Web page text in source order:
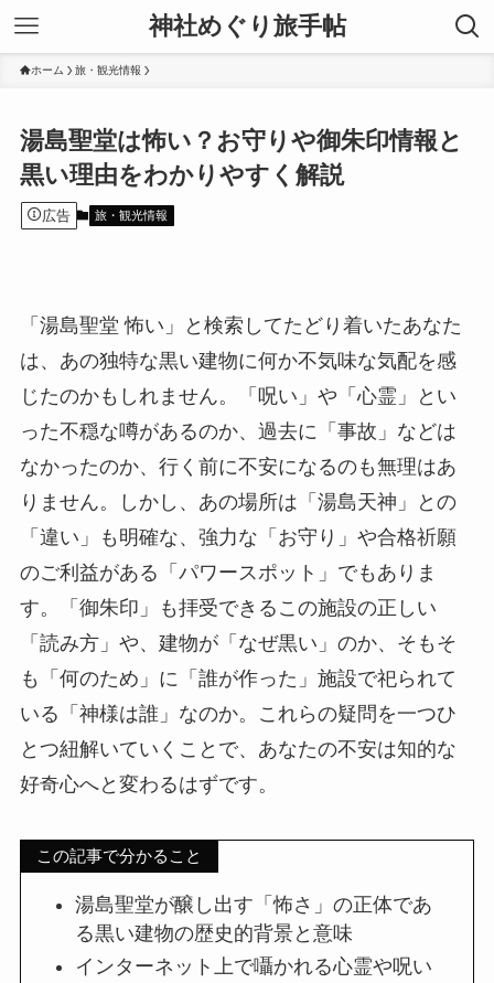
神社めぐり旅手帖
ホーム 旅・観光情報
湯島聖堂は怖い？お守りや御朱印情報と
黒い理由をわかりやすく解説
広告 旅・観光情報
「湯島聖堂 怖い」と検索してたどり着いたあなた
は、あの独特な黒い建物に何か不気味な気配を感
じたのかもしれません。「呪い」や「心霊」とい
った不穏な噂があるのか、過去に「事故」などは
なかったのか、行く前に不安になるのも無理はあ
りません。しかし、あの場所は「湯島天神」との
「違い」も明確な、強力な「お守り」や合格祈願
のご利益がある「パワースポット」でもありま
す。「御朱印」も拝受できるこの施設の正しい
「読み方」や、建物が「なぜ黒い」のか、そもそ
も「何のため」に「誰が作った」施設で祀られて
いる「神様は誰」なのか。これらの疑問を一つひ
とつ紐解いていくことで、あなたの不安は知的な
好奇心へと変わるはずです。
この記事で分かること
湯島聖堂が醸し出す「怖さ」の正体であ
る黒い建物の歴史的背景と意味
インターネット上で囁かれる心霊や呪い